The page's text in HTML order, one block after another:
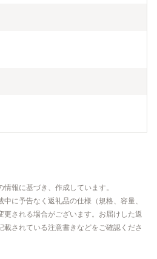
報に基づき、作成しています。
に予告なく返礼品の仕様（規格、容量、
更される場合がございます。お届けした返
載されている注意書きなどをご確認くださ